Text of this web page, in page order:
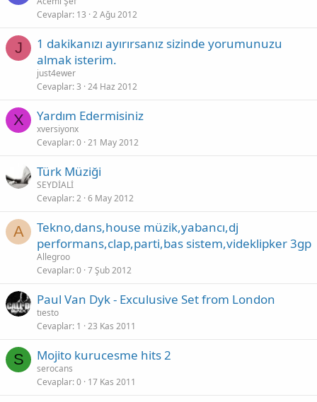
Cevaplar 13 2 Ağu 2012
J
1 dakikanızı ayırırsanız sizinde yorumunuzu
almak isterim.
just4ewer
Cevaplar 3 24 Haz 2012
X Yardım Edermisiniz
xversiyonx
Cevaplar 0 21 May 2012
Türk Müziği
SEYDİALİ
Cevaplar 2 6 May 2012
A
Tekno,dans,house müzik,yabancı,dj
performans,clap,parti,bas sistem,videklipker 3gp
Allegroo
Cevaplar 0 7 Şub 2012
Paul Van Dyk - Exculusive Set from London
tıesto
Cevaplar 1 23 Kas 2011
S Mojito kurucesme hits 2
serocans
Cevaplar 0 17 Kas 2011